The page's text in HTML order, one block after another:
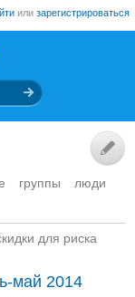
или зарегистрироваться
группы
люди
для риска
май 2014